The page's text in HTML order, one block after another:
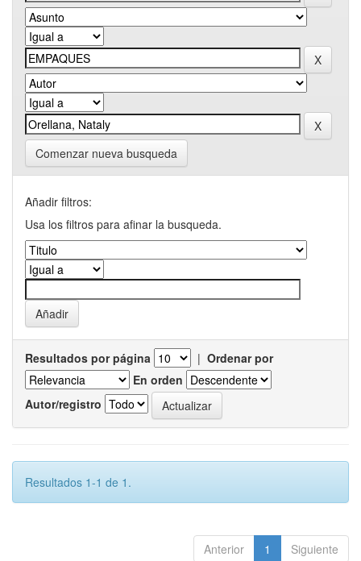
Comenzar nueva busqueda
Añadir filtros:
Usa los filtros para afinar la busqueda.
Resultados por página | Ordenar por
En orden
Autor/registro
Resultados 1-1 de 1.
Anterior 1 Siguiente